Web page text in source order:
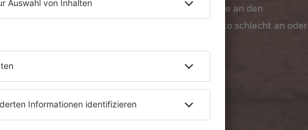
vermeiden. Manche Schäden, wie beispielsweise an den
darstellen. Springt das Auto schlecht an oder